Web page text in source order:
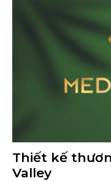
Thiết kế
Valley